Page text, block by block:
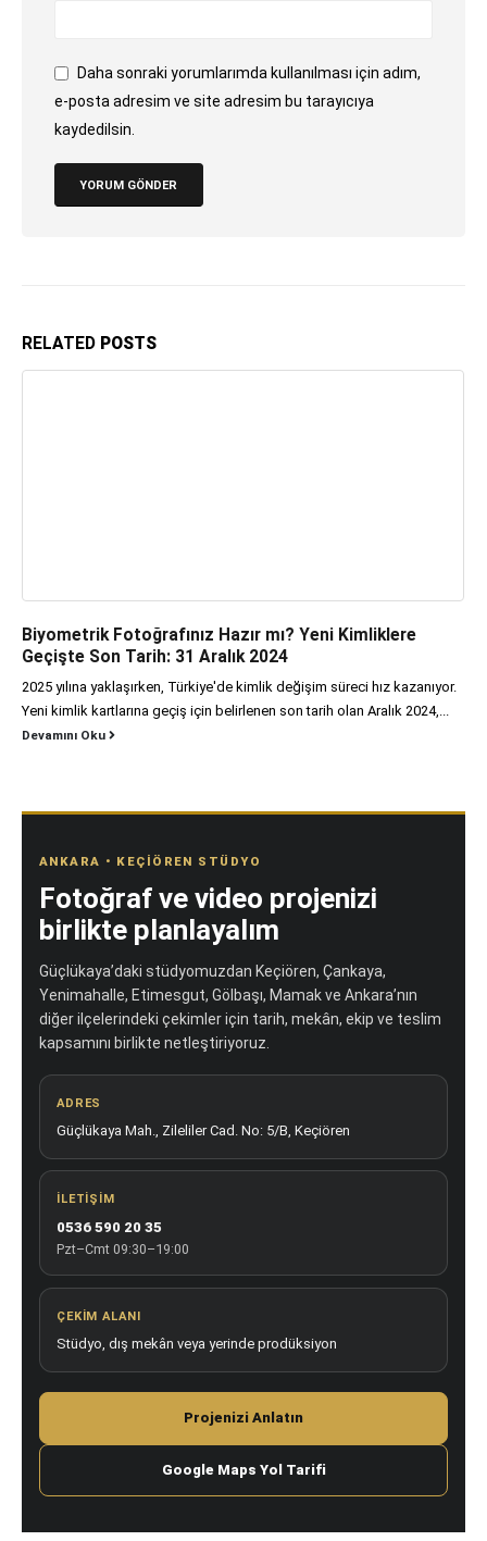
Daha sonraki yorumlarımda kullanılması için adım,
e-posta adresim ve site adresim bu tarayıcıya
kaydedilsin.
RELATED POSTS
Biyometrik Fotoğrafınız Hazır mı? Yeni Kimliklere
Geçişte Son Tarih: 31 Aralık 2024
2025 yılına yaklaşırken, Türkiye'de kimlik değişim süreci hız kazanıyor.
Yeni kimlik kartlarına geçiş için belirlenen son tarih olan Aralık 2024,...
Devamını Oku
ANKARA • KEÇIÖREN STÜDYO
Fotoğraf ve video projenizi
birlikte planlayalım
Güçlükaya’daki stüdyomuzdan Keçiören, Çankaya,
Yenimahalle, Etimesgut, Gölbaşı, Mamak ve Ankara’nın
diğer ilçelerindeki çekimler için tarih, mekân, ekip ve teslim
kapsamını birlikte netleştiriyoruz.
ADRES
Güçlükaya Mah., Zileliler Cad. No: 5/B, Keçiören
İLETIŞIM
0536 590 20 35
Pzt–Cmt 09:30–19:00
ÇEKIM ALANI
Stüdyo, dış mekân veya yerinde prodüksiyon
Projenizi Anlatın
Google Maps Yol Tarifi